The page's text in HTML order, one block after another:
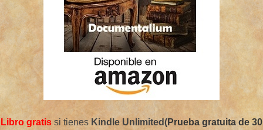
Libro gratis si tienes Kindle Unlimited(Prueba gratuita de 30